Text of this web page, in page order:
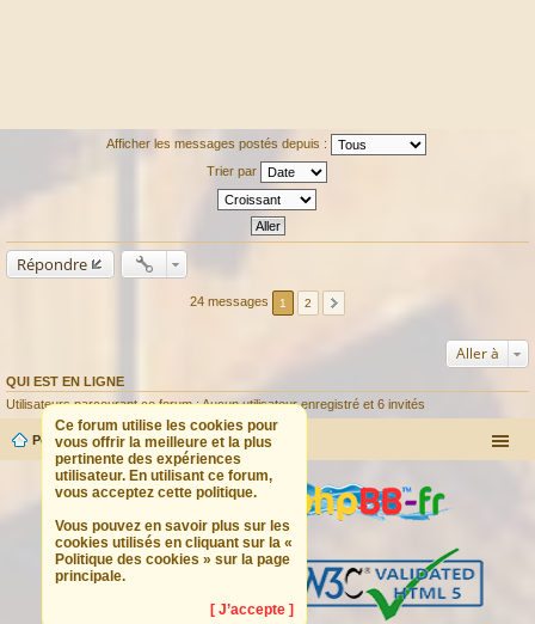
Afficher les messages postés depuis :
Trier par
Répondre
24 messages 1 2
Aller à
QUI EST EN LIGNE
Utilisateurs parcourant ce forum : Aucun utilisateur enregistré et 6 invités
Ce forum utilise les cookies pour
vous offrir la meilleure et la plus
pertinente des expériences
utilisateur. En utilisant ce forum,
vous acceptez cette politique.
Vous pouvez en savoir plus sur les
cookies utilisés en cliquant sur la «
Politique des cookies » sur la page
principale.
[ J’accepte ]
Portail Forum